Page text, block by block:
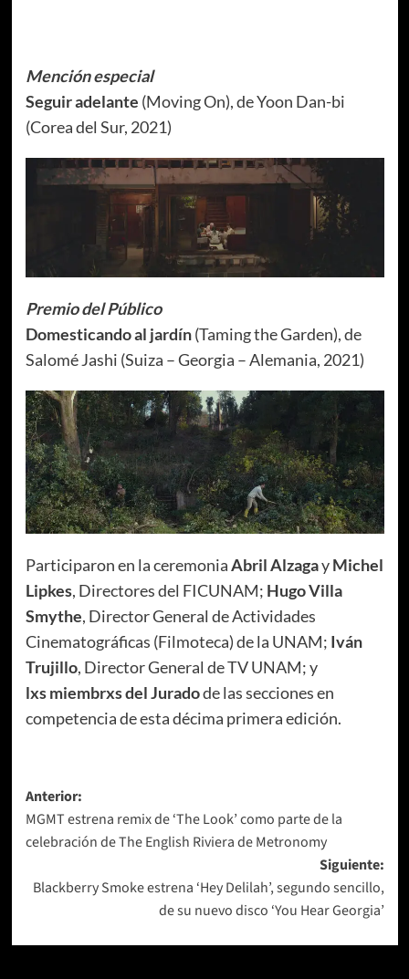
Mención especial
Seguir adelante (Moving On), de Yoon Dan-bi
(Corea del Sur, 2021)
Premio del Público
Domesticando al jardín(Taming the Garden), de
Salomé Jashi (Suiza – Georgia – Alemania, 2021)
Participaron en la ceremoniaAbril AlzagayMichel
Lipkes, Directores del FICUNAM; Hugo Villa
Smythe, Director General de Actividades
Cinematográficas (Filmoteca) de la UNAM; Iván
Trujillo, Director General de TV UNAM; y
lxs miembrxs del Juradode las secciones en
competencia de esta décima primera edición.
Navegación
de
entradas
Anterior:
MGMT estrena remix de ‘The Look’ como parte de la
celebración de The English Riviera de Metronomy
Siguiente:
Blackberry Smoke estrena ‘Hey Delilah’, segundo sencillo,
de su nuevo disco ‘You Hear Georgia’